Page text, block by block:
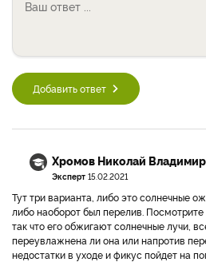
Добавить ответ
Хромов Николай
Эксперт 15.02.2021
Тут три варианта, либо это солнечные
либо наоборот был перелив.
так что его обжигают солнечные лучи,
переувлажнена ли она или напротив
недостатки в уходе и фикус пойдет на